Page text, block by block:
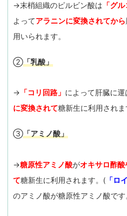
→末梢組織のピルビン酸は 「グ
よってアラニンに変換されてから
用いられます。
②「乳酸」
→ 「コリ回路」 によって肝臓に
に変換されて糖新生に利用されま
③「アミノ酸」
→糖原性アミノ酸がオキサロ酢
て糖新生に利用されます。( 「ロ
のアミノ酸が糖原性アミノ酸です